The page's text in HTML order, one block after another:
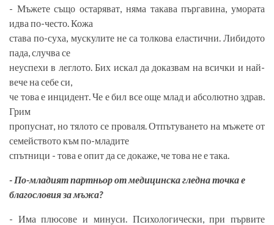
- Мъжете също остаряват, няма такава пъргавина, умората
идва по-често. Кожа
става по-суха, мускулите не са толкова еластични. Либидото
пада, случва се
неуспехи в леглото. Бих искал да доказвам на всички и най-
вече на себе си,
че това е инцидент. Че е бил все още млад и абсолютно здрав.
Грим
пропуснат, но тялото се проваля. Отпътуването на мъжете от
семейството към по-младите
спътници - това е опит да се докаже, че това не е така.
- По-младият партньор от медицинска гледна точка е
благословия за мъжа?
- Има плюсове и минуси. Психологически, при първите